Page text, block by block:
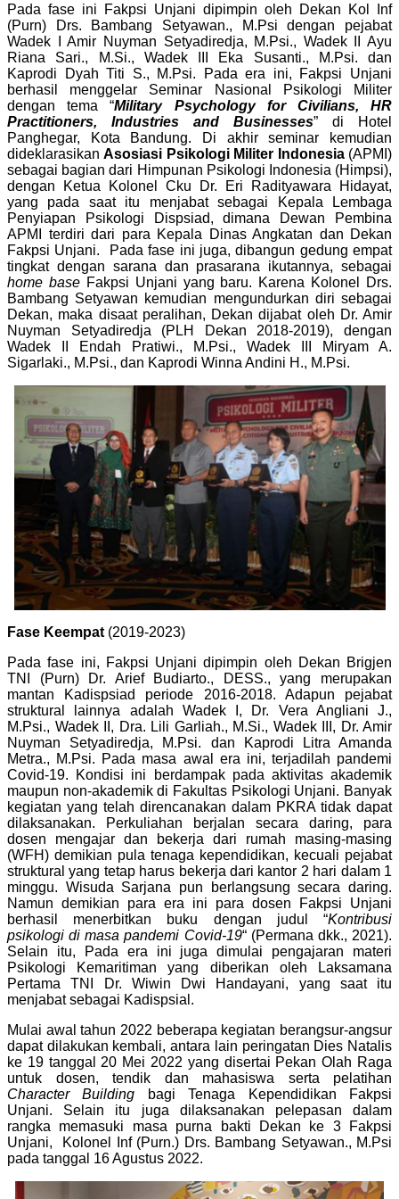
Pada fase ini Fakpsi Unjani dipimpin oleh Dekan Kol Inf
(Purn) Drs. Bambang Setyawan., M.Psi dengan pejabat
Wadek I Amir Nuyman Setyadiredja, M.Psi., Wadek II Ayu
Riana Sari., M.Si., Wadek III Eka Susanti., M.Psi. dan
Kaprodi Dyah Titi S., M.Psi. Pada era ini, Fakpsi Unjani
berhasil menggelar Seminar Nasional Psikologi Militer
dengan tema “Military Psychology for Civilians, HR
Practitioners, Industries and Businesses” di Hotel
Panghegar, Kota Bandung. Di akhir seminar kemudian
dideklarasikanAsosiasi Psikologi Militer Indonesia(APMI)
sebagai bagian dari Himpunan Psikologi Indonesia (Himpsi),
dengan Ketua Kolonel Cku Dr. Eri Radityawara Hidayat,
yang pada saat itu menjabat sebagai Kepala Lembaga
Penyiapan Psikologi Dispsiad, dimana Dewan Pembina
APMI terdiri dari para Kepala Dinas Angkatan dan Dekan
Fakpsi Unjani.
Pada fase ini juga, dibangun gedung empat
tingkat dengan sarana dan prasarana ikutannya, sebagai
home baseFakpsi Unjani yang baru. Karena Kolonel Drs.
Bambang Setyawan kemudian mengundurkan diri sebagai
Dekan, maka disaat peralihan, Dekan dijabat oleh Dr. Amir
Nuyman Setyadiredja (PLH Dekan 2018-2019), dengan
Wadek II Endah Pratiwi., M.Psi., Wadek III Miryam A.
Sigarlaki., M.Psi., dan Kaprodi Winna Andini H., M.Psi.
Fase Keempat (2019-2023)
Pada fase ini, Fakpsi Unjani dipimpin oleh Dekan Brigjen
TNI (Purn) Dr. Arief Budiarto., DESS., yang merupakan
mantan Kadispsiad periode 2016-2018. Adapun pejabat
struktural lainnya adalah Wadek I, Dr. Vera Angliani J.,
M.Psi., Wadek II, Dra. Lili Garliah., M.Si., Wadek III, Dr. Amir
Nuyman Setyadiredja, M.Psi. dan Kaprodi Litra Amanda
Metra., M.Psi. Pada masa awal era ini, terjadilah pandemi
Covid-19.
Kondisi ini berdampak pada aktivitas akademik
maupun non-akademik di Fakultas Psikologi Unjani. Banyak
kegiatan yang telah direncanakan dalam PKRA tidak dapat
dilaksanakan. Perkuliahan berjalan secara daring, para
dosen mengajar dan bekerja dari rumah masing-masing
(WFH) demikian pula tenaga kependidikan, kecuali pejabat
struktural yang tetap harus bekerja dari kantor 2 hari dalam 1
minggu. Wisuda Sarjana pun berlangsung secara daring.
Namun demikian para era ini para dosen Fakpsi Unjani
berhasil menerbitkan buku dengan judul “Kontribusi
psikologi di masa pandemi Covid-19“ (Permana dkk., 2021).
Selain itu, Pada era ini juga dimulai pengajaran materi
Psikologi Kemaritiman yang diberikan oleh Laksamana
Pertama TNI Dr. Wiwin Dwi Handayani, yang saat itu
menjabat sebagai Kadispsial.
Mulai awal tahun 2022 beberapa kegiatan berangsur-angsur
dapat dilakukan kembali, antara lain peringatan Dies Natalis
ke 19 tanggal 20 Mei 2022 yang disertai Pekan Olah Raga
untuk dosen, tendik dan mahasiswa serta pelatihan
Character Building bagi Tenaga Kependidikan Fakpsi
Unjani. Selain itu juga dilaksanakan pelepasan dalam
rangka memasuki masa purna bakti Dekan ke 3 Fakpsi
Unjani, Kolonel Inf (Purn.) Drs. Bambang Setyawan., M.Psi
pada tanggal 16 Agustus 2022.